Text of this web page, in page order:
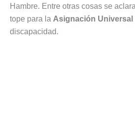
Hambre. Entre otras cosas se
tope para la Asignación Universal
discapacidad.